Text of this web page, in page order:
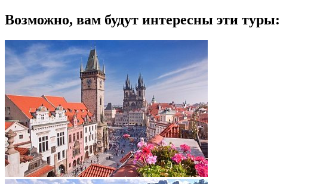
Возможно, вам будут интересны эти туры: